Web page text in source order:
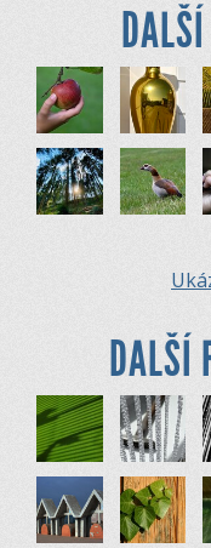
DALŠÍ